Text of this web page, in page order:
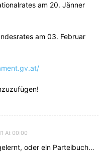
am 20. Jänner
am 03. Februar
At 00:00
oder ein Parteibuch…